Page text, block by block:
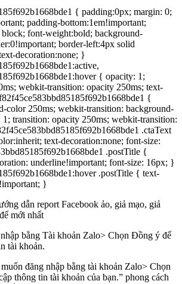
{ padding:0px; margin: 0;
padding-bottom:1em!important;
font-weight:bold; background-
border-left:4px solid
decoration:none; }
{ opacity: 1;
webkit-transition: opacity 250ms; text-
{
color 250ms; webkit-transition: background-
transition: opacity 250ms; webkit-transition:
.ctaText
text-decoration:none; font-size:
.postTitle {
underline!important; font-size: 16px; }
.postTitle { text-
}
dẫn report Facebook ảo, giả mạo, giả
mới nhất
bằng Tài khoản Zalo> Chọn Đồng ý để
tài khoản.